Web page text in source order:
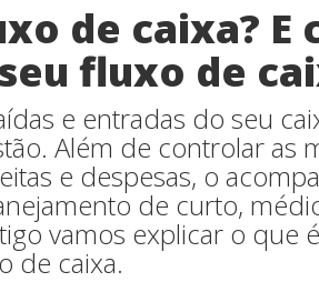
de caixa? E
fluxo de
e entradas do seu
Além de controlar as
e despesas, o
de curto,
vamos explicar o que
de caixa.